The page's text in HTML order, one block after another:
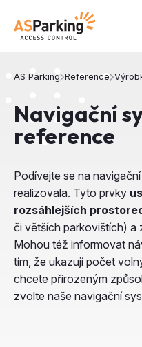
AS Parking Reference
Navigační
reference
Podívejte se na
realizovala. Tyto prvky
rozsáhlejších
či větších parkovištích) a
Mohou též informovat
tím, že ukazují počet
chcete přirozeným
zvolte naše navigační